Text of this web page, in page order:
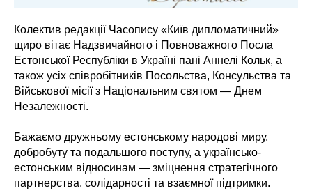
Колектив редакції Часопису «Київ дипломатичний»
щиро вітає Надзвичайного і Повноважного Посла
Естонської Республіки в Україні пані Аннелі Кольк, а
також усіх співробітників Посольства, Консульства та
Військової місії з Національним святом — Днем
Незалежності.
Бажаємо дружньому естонському народові миру,
добробуту та подальшого поступу, а українсько-
естонським відносинам — зміцнення стратегічного
партнерства, солідарності та взаємної підтримки.